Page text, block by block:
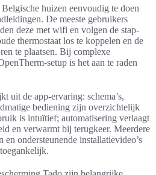
huizen eenvoudig te doen
De meeste gebruikers
deze met wifi en volgen de stap-
thermostaat los te koppelen en de
te plaatsen. Bij complexe
setup is het aan te raden
uit de app-ervaring: schema’s,
bediening zijn overzichtelijk
is intuïtief; automatisering verlaagt
en verwarmt bij terugkeer. Meerdere
en ondersteunende installatievideo’s